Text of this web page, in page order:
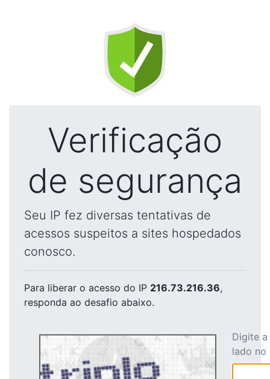
Verificação
de segurança
Seu IP fez diversas tentativas de
acessos suspeitos a sites hospedados
conosco.
Para liberar o acesso do IP 216.73.216.36,
responda ao desafio abaixo.
Digite
lado no